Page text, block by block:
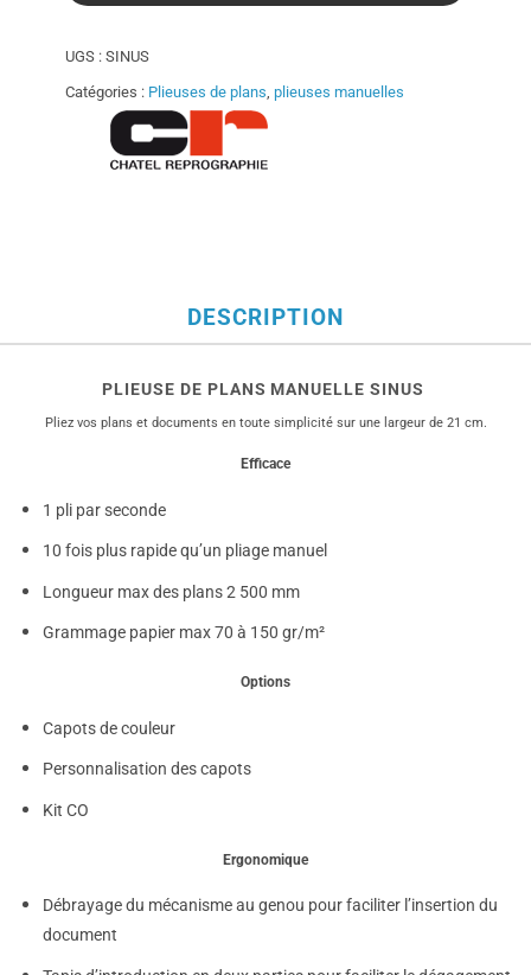
UGS : SINUS
Catégories : Plieuses de plans, plieuses manuelles
DESCRIPTION
PLIEUSE DE PLANS MANUELLE SINUS
Pliez vos plans et documents en toute simplicité sur une largeur de 21 cm.
Efficace
1 pli par seconde
10 fois plus rapide qu’un pliage manuel
Longueur max des plans 2 500 mm
Grammage papier max 70 à 150 gr/m²
Options
Capots de couleur
Personnalisation des capots
Kit CO
Ergonomique
Débrayage du mécanisme au genou pour faciliter l’insertion du
document